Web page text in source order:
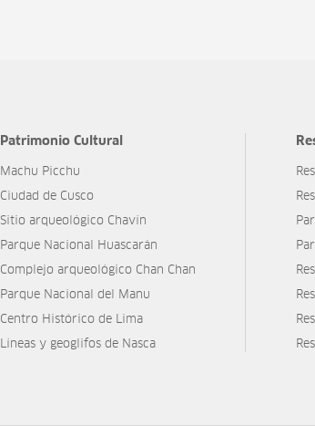
Patrimonio Cultural
Machu Picchu
Ciudad de Cusco
Sitio arqueológico Chavín
Parque Nacional Huascarán
Complejo arqueológico Chan Chan
Parque Nacional del Manu
Centro Histórico de Lima
Líneas y geoglifos de Nasca